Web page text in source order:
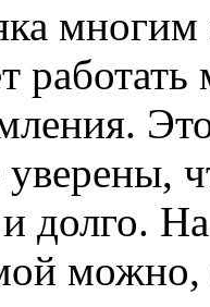
многим
долго.
можно,